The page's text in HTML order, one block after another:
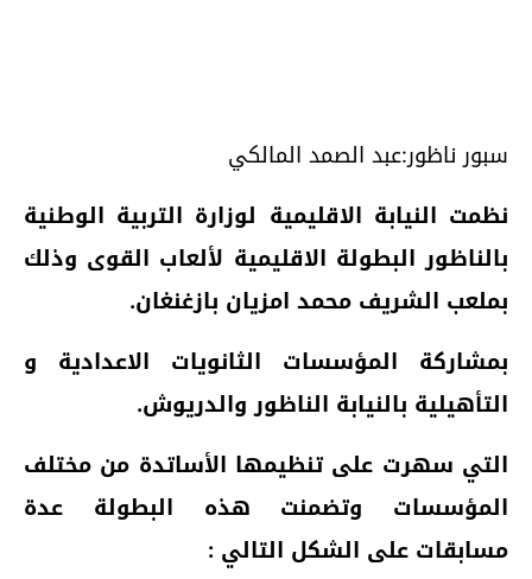
سبور ناظور:عبد الصمد المالكي
نظمت النيابة الاقليمية لوزارة التربية الوطنية
بالناظور البطولة الاقليمية لألعاب القوى وذلك
بملعب الشريف محمد امزيان بازغنغان.
بمشاركة المؤسسات الثانويات الاعدادية و
التأهيلية بالنيابة الناظور والدريوش.
التي سهرت على تنظيمها الأساتدة من مختلف
المؤسسات وتضمنت هذه البطولة عدة
مسابقات على الشكل التالي :